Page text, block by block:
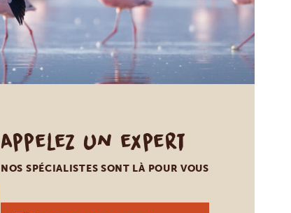
Appelez un expert
NOS SPÉCIALISTES SONT LÀ POUR VOUS